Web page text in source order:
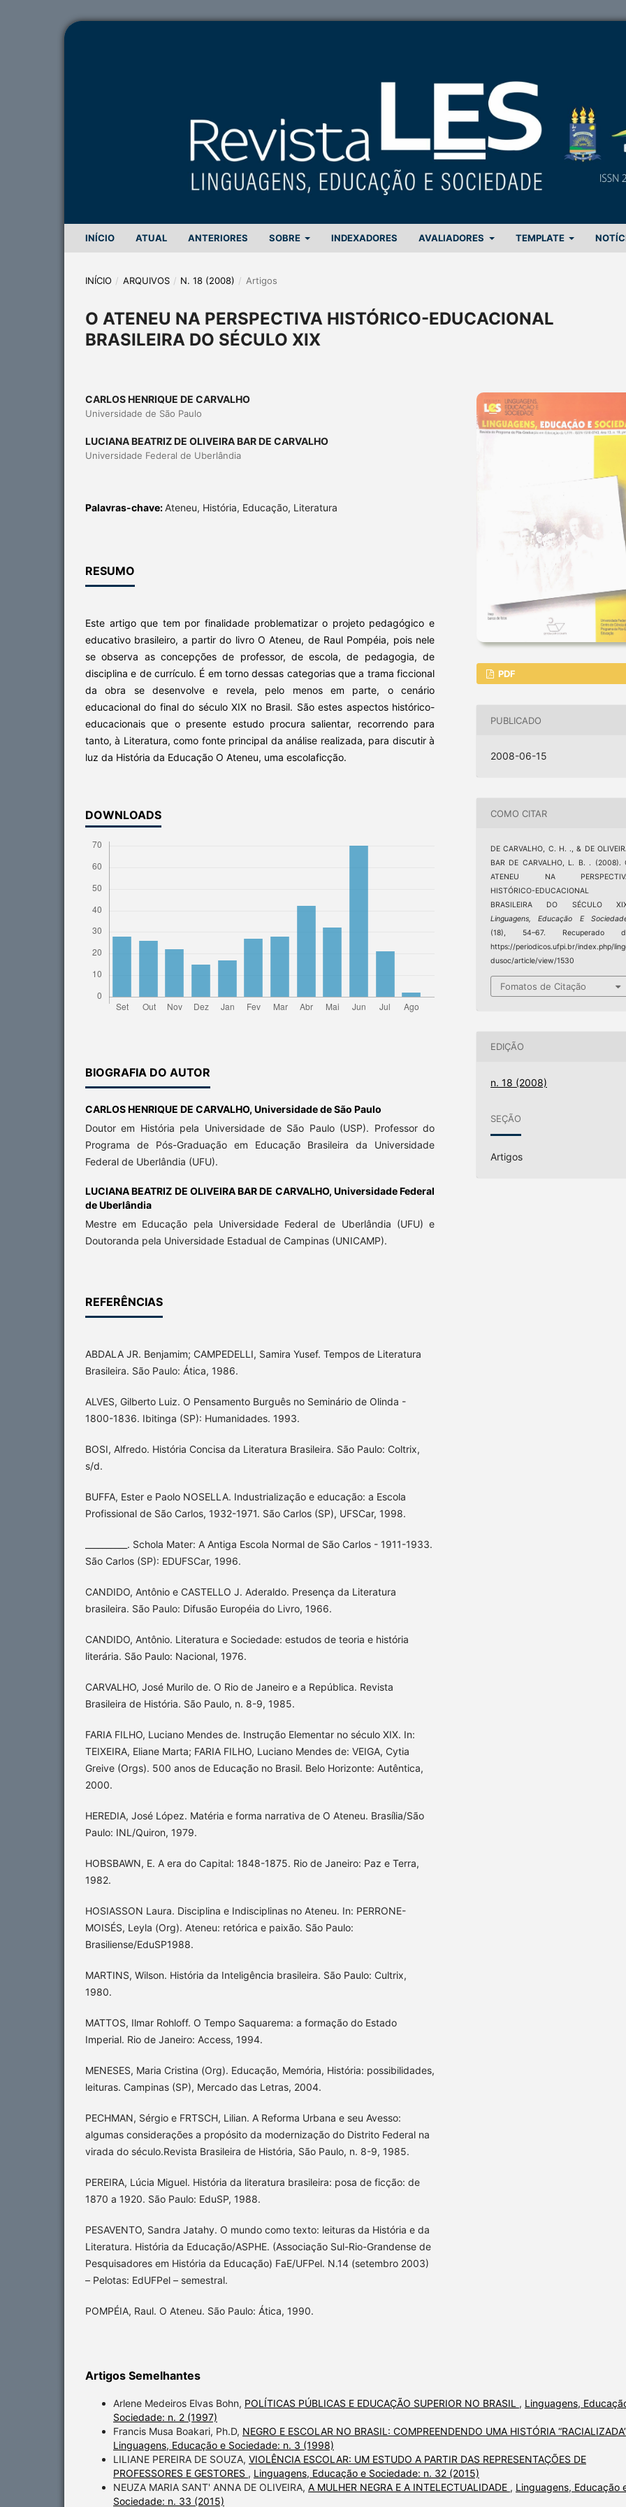
INÍCIO ATUAL ANTERIORES SOBRE INDEXADORES AVALIADORES TEMPLATE
INÍCIO / ARQUIVOS / N. 18 (2008) / Artigos
O ATENEU NA PERSPECTIVA HISTÓRICO-EDUCACIONAL
BRASILEIRA DO SÉCULO XIX
CARLOS HENRIQUE DE CARVALHO
Universidade de São Paulo
LUCIANA BEATRIZ DE OLIVEIRA BAR DE CARVALHO
Universidade Federal de Uberlândia
Palavras-chave:Ateneu, História, Educação, Literatura
RESUMO
Este artigo que tem por finalidade problematizar o projeto pedagógico e
educativo brasileiro, a partir do livro O Ateneu, de Raul Pompéia, pois nele
se observa as concepções de professor, de escola, de pedagogia, de
disciplina e de currículo. É em torno dessas categorias que a trama ficcional
da obra se desenvolve e revela, pelo menos em parte, o cenário
educacional do final do século XIX no Brasil. São estes aspectos histórico-
educacionais que o presente estudo procura salientar, recorrendo para
tanto, à Literatura, como fonte principal da análise realizada, para discutir à
luz da História da Educação O Ateneu, uma escolaficção.
DOWNLOADS
BIOGRAFIA DO AUTOR
CARLOS HENRIQUE DE CARVALHO, Universidade de São Paulo
Doutor em História pela Universidade de São Paulo (USP). Professor do
Programa de Pós-Graduação em Educação Brasileira da Universidade
Federal de Uberlândia (UFU).
LUCIANA BEATRIZ DE OLIVEIRA BAR DE CARVALHO, Universidade Federal
de Uberlândia
Mestre em Educação pela Universidade Federal de Uberlândia (UFU) e
Doutoranda pela Universidade Estadual de Campinas (UNICAMP).
REFERÊNCIAS
ABDALA JR. Benjamim; CAMPEDELLI, Samira Yusef. Tempos de Literatura
Brasileira. São Paulo: Ática, 1986.
ALVES, Gilberto Luiz. O Pensamento Burguês no Seminário de Olinda -
1800-1836. Ibitinga (SP): Humanidades. 1993.
BOSI, Alfredo. História Concisa da Literatura Brasileira. São Paulo: Coltrix,
s/d.
BUFFA, Ester e Paolo NOSELLA. Industrialização e educação: a Escola
Profissional de São Carlos, 1932-1971. São Carlos (SP), UFSCar, 1998.
__________. Schola Mater: A Antiga Escola Normal de São Carlos - 1911-1933.
São Carlos (SP): EDUFSCar, 1996.
CANDIDO, Antônio e CASTELLO J. Aderaldo. Presença da Literatura
brasileira. São Paulo: Difusão Européia do Livro, 1966.
CANDIDO, Antônio. Literatura e Sociedade: estudos de teoria e história
literária. São Paulo: Nacional, 1976.
CARVALHO, José Murilo de. O Rio de Janeiro e a República. Revista
Brasileira de História. São Paulo, n. 8-9, 1985.
FARIA FILHO, Luciano Mendes de. Instrução Elementar no século XIX. In:
TEIXEIRA, Eliane Marta; FARIA FILHO, Luciano Mendes de: VEIGA, Cytia
Greive (Orgs). 500 anos de Educação no Brasil. Belo Horizonte: Autêntica,
2000.
HEREDIA, José López. Matéria e forma narrativa de O Ateneu. Brasília/São
Paulo: INL/Quiron, 1979.
HOBSBAWN, E. A era do Capital: 1848-1875. Rio de Janeiro: Paz e Terra,
1982.
HOSIASSON Laura. Disciplina e Indisciplinas no Ateneu. In: PERRONE-
MOISÉS, Leyla (Org). Ateneu: retórica e paixão. São Paulo:
Brasiliense/EduSP1988.
MARTINS, Wilson. História da Inteligência brasileira. São Paulo: Cultrix,
1980.
MATTOS, Ilmar Rohloff. O Tempo Saquarema: a formação do Estado
Imperial. Rio de Janeiro: Access, 1994.
MENESES, Maria Cristina (Org). Educação, Memória, História: possibilidades,
leituras. Campinas (SP), Mercado das Letras, 2004.
PECHMAN, Sérgio e FRTSCH, Lilian. A Reforma Urbana e seu Avesso:
algumas considerações a propósito da modernização do Distrito Federal na
virada do século.Revista Brasileira de História, São Paulo, n. 8-9, 1985.
PEREIRA, Lúcia Miguel. História da literatura brasileira: posa de ficção: de
1870 a 1920. São Paulo: EduSP, 1988.
PESAVENTO, Sandra Jatahy. O mundo como texto: leituras da História e da
Literatura. História da Educação/ASPHE. (Associação Sul-Rio-Grandense de
Pesquisadores em História da Educação) FaE/UFPel. N.14 (setembro 2003)
– Pelotas: EdUFPel – semestral.
POMPÉIA, Raul. O Ateneu. São Paulo: Ática, 1990.
PDF
PUBLICADO
2008-06-15
COMO CITAR
DE CARVALHO, C. H. ., & DE
BAR DE CARVALHO, L. B. . (2008).
ATENEU NA
HISTÓRICO-EDUCACIONAL
BRASILEIRA DO SÉCULO
Linguagens, Educação E
(18), 54–67. Recuperado
https://periodicos.ufpi.br/index.php/
dusoc/article/view/1530
Fomatos de Citação
EDIÇÃO
n. 18 (2008)
SEÇÃO
Artigos
Artigos Semelhantes
Arlene Medeiros Elvas Bohn, POLÍTICAS PÚBLICAS E EDUCAÇÃO SUPERIOR NO BRASIL , Linguagens,
Sociedade: n. 2 (1997)
Francis Musa Boakari, Ph.D, NEGRO E ESCOLAR NO BRASIL: COMPREENDENDO UMA HISTÓRIA
Linguagens, Educação e Sociedade: n. 3 (1998)
LILIANE PEREIRA DE SOUZA, VIOLÊNCIA ESCOLAR: UM ESTUDO A PARTIR DAS REPRESENTAÇÕES DE
PROFESSORES E GESTORES , Linguagens, Educação e Sociedade: n. 32 (2015)
NEUZA MARIA SANT' ANNA DE OLIVEIRA, A MULHER NEGRA E A INTELECTUALIDADE , Linguagens, Educação
Sociedade: n. 33 (2015)